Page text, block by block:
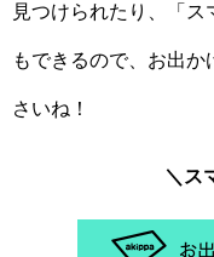
見つけられたり、「ス
もできるので、お出
さいね！
＼ス